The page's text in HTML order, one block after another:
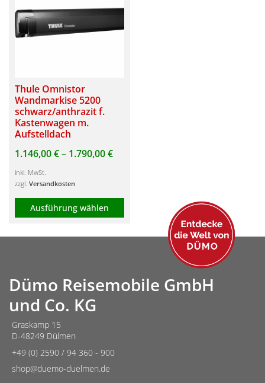
mehrere
Varianten
auf.
können
auf
der
Produktseite
gewählt
werden
Thule Omnistor
Wandmarkise 5200
schwarz/anthrazit f.
Kastenwagen m.
Aufstelldach
1.146,00€– 1.790,00€
inkl. MwSt.
zzgl. Versandkosten
Ausführung wählen
Produkt
Varianten
auf.
Die
Optionen
können
auf
Dümo Reisemobile GmbH
und Co. KG
Graskamp 15
D-48249 Dülmen
+49 (0) 2590 / 94 360 - 900
shop@duemo-duelmen.de